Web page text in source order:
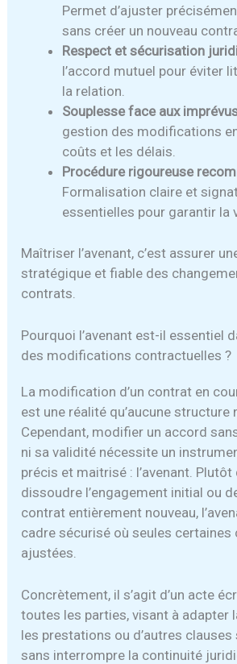
Permet d’ajuster
sans créer un nouveau
Respect et sécurisation
l’accord mutuel pour éviter
la relation.
Souplesse face aux
gestion des modifications
coûts et les délais.
Procédure rigoureuse
Formalisation claire et
essentielles pour garantir la
Maîtriser l’avenant, c’est assurer
stratégique et fiable des
contrats.
Pourquoi l’avenant est-il essentiel
des modifications contractuelles ?
La modification d’un contrat en
est une réalité qu’aucune structure
Cependant, modifier un accord
ni sa validité nécessite un
précis et maitrisé : l’avenant. Plutôt
dissoudre l’engagement initial ou
contrat entièrement nouveau,
cadre sécurisé où seules certaines
ajustées.
Concrètement, il s’agit d’un acte
toutes les parties, visant à adapter
les prestations ou d’autres
sans interrompre la continuité